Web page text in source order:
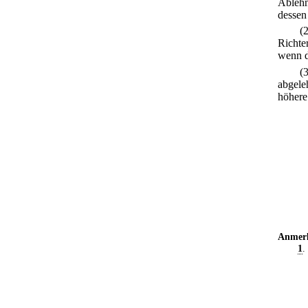
wenn
1